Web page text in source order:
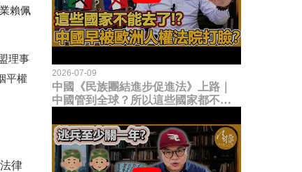
賴佩
理事
平權
律
2026-07-09
中國《民族團結進步促進法》上路｜
中國管到全球？所以這些國家都不能
臉？